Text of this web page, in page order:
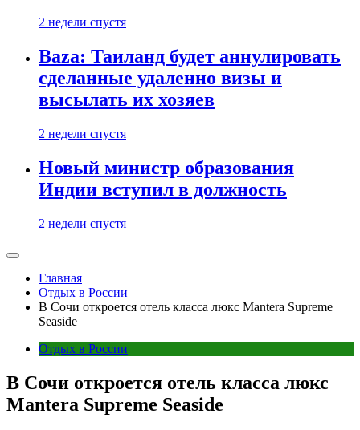
2 недели спустя
Baza: Таиланд будет аннулировать
сделанные удаленно визы и
высылать их хозяев
2 недели спустя
Новый министр образования
Индии вступил в должность
2 недели спустя
Главная
Отдых в России
В Сочи откроется отель класса люкс Mantera Supreme
Seaside
Отдых в России
В Сочи откроется отель класса люкс
Mantera Supreme Seaside